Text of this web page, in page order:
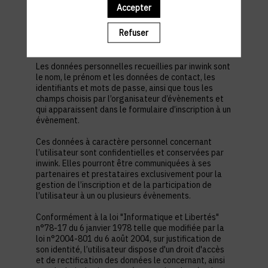
s’inscrire à un évènement, d’accéder au site d’un
évènement, et de consulter les informations
relatives à l’organisation pratique et logistique d’un
Les données personnelles recueillies par inwink sont
le nom, le prénom et les données de contact, les
identifiants et mots de passe, ainsi que tous les
champs choisis par l’organisateur d’évènements et
qui apparaissent dans le formulaire d’inscription à un
évènement.
Ces données à caractère personnel concernant
l’utilisateur sont confidentielles et conservées par
inwink. Elles pourront être communiquées à ses
partenaires et prestataires exclusivement pour la
gestion de l’inscription et de la participation de
l’utilisateur à un ou plusieurs évènements.
Conformément à la loi "Informatique et Libertés"
n°78-17 du 6 janvier 1978 telle que modifiée par la
loi n°2004-801 du 6 août 2004, sur justification de
son identité, l’utilisateur dispose d'un droit d'accès
et de rectification des données le concernant, ainsi
Accepter
Refuser